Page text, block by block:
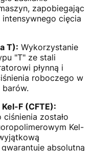
zapobiegając
cięcia
T): Wykorzystanie
"T" ze stali
płynną i
roboczego w
F (CFTE):
zostało
Kel-
absolutną